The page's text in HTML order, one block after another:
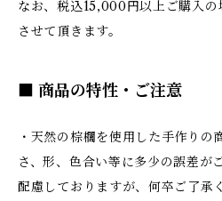
なお、税込15,000円以上ご購入の
させて頂きます。
■ 商品の特性・ご注意
・天然の棕櫚を使用した手作りの
さ、形、色合い等に多少の誤差が
配慮しておりますが、何卒ご了承